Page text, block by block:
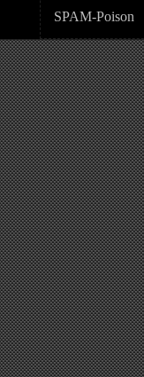
SPAM-Poison